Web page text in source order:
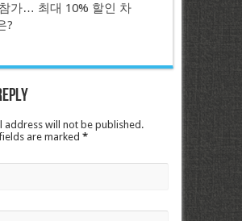
가… 최대 10% 할인 차
?
address will not be published.
are marked *